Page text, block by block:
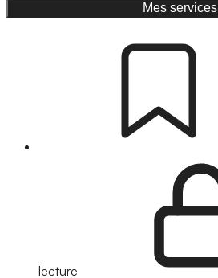
Mes services
lecture